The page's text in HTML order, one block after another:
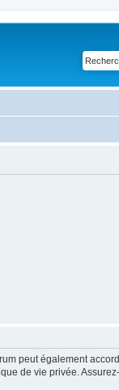
peut également
de vie privée.